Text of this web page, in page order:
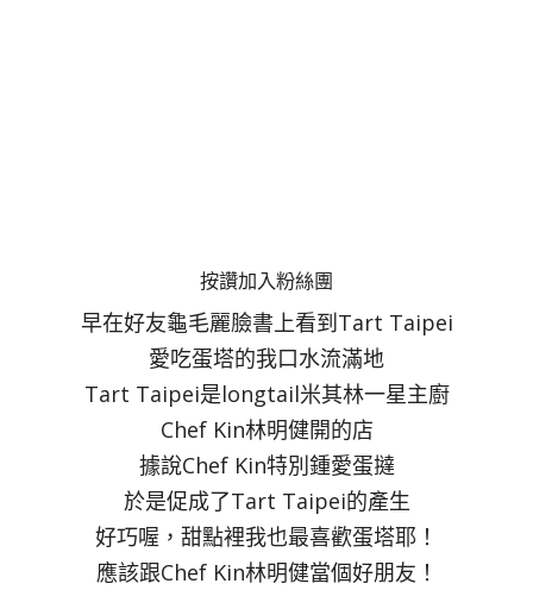
按讚加入粉絲團
早在好友龜毛麗臉書上看到Tart Taipei
愛吃蛋塔的我口水流滿地
Tart Taipei是longtail米其林一星主廚
Chef Kin林明健開的店
據說Chef Kin特別鍾愛蛋撻
於是促成了Tart Taipei的產生
好巧喔，甜點裡我也最喜歡蛋塔耶！
應該跟Chef Kin林明健當個好朋友！